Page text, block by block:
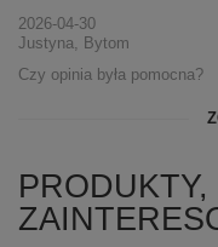
2026-04-30
Justyna, Bytom
Czy opinia była pomocna?